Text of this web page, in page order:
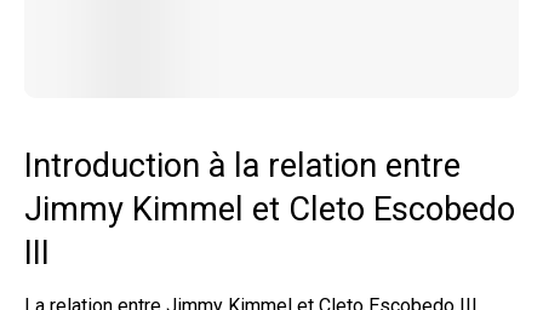
Introduction à la relation entre
Jimmy Kimmel et Cleto Escobedo
III